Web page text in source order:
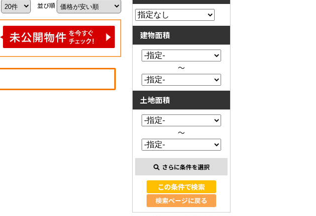
並び順
建物面積
～
土地面積
～
さらに条件を選択
検索ページに戻る